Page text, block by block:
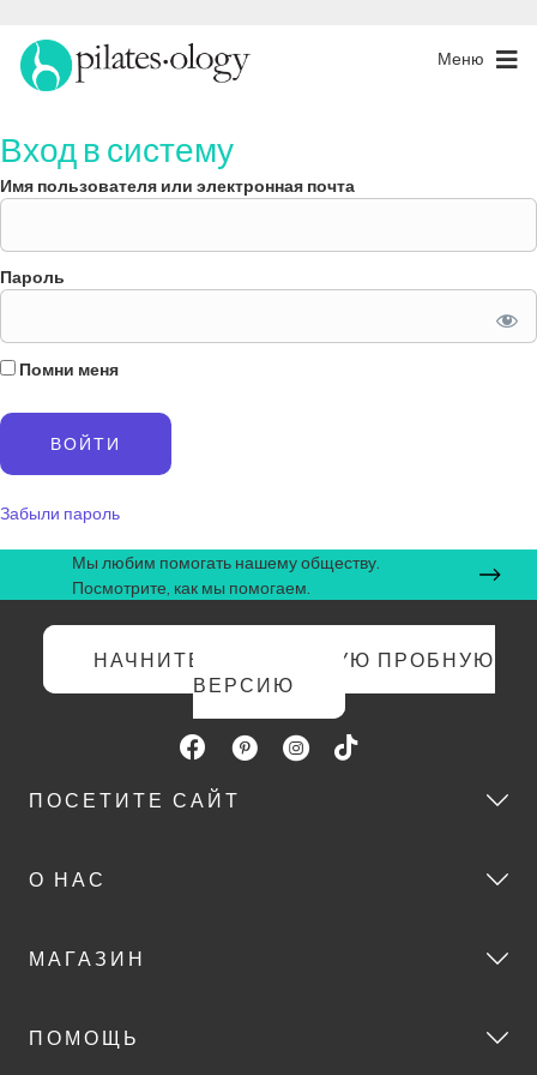
Меню
Вход в систему
Имя пользователя или электронная почта
Пароль
Помни меня
Забыли пароль
Мы любим помогать нашему обществу.
Посмотрите, как мы помогаем.
НАЧНИТЕ БЕСПЛАТНУЮ ПРОБНУЮ
ВЕРСИЮ
ПОСЕТИТЕ САЙТ
О НАС
МАГАЗИН
ПОМОЩЬ